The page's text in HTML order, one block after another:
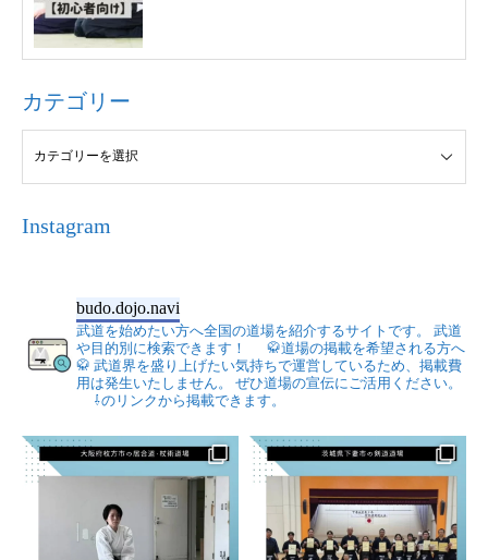
カテゴリー
Instagram
budo.dojo.navi
武道を始めたい方へ全国の道場を紹介するサイトです。
武道
や目的別に検索できます！
🥋道場の掲載を希望される方へ
🥋 武道界を盛り上げたい気持ちで運営しているため、掲載費
用は発生いたしません。
ぜひ道場の宣伝にご活用ください。
⇩のリンクから掲載できます。